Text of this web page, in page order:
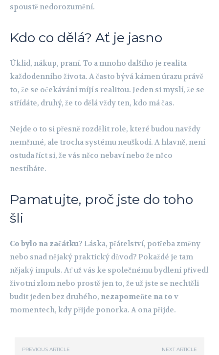
spoustě nedorozumění.
Kdo co dělá? Ať je jasno
Úklid, nákup, praní. To a mnoho dalšího je realita
každodenního života. A často bývá kámen úrazu právě
to, že se očekávání míjí s realitou. Jeden si myslí, že se
střídáte, druhý, že to dělá vždy ten, kdo má čas.
Nejde o to si přesně rozdělit role, které budou navždy
neměnné, ale trocha systému neuškodí. A hlavně, není
ostuda říct si, že vás něco nebaví nebo že něco
nestíháte.
Pamatujte, proč jste do toho
šli
Co bylo na začátku? Láska, přátelství, potřeba změny
nebo snad nějaký praktický důvod? Pokaždé je tam
nějaký impuls. Ať už vás ke společnému bydlení přivedl
životní zlom nebo prostě jen to, že už jste se nechtěli
budit jeden bez druhého, nezapomeňte na to v
momentech, kdy přijde ponorka. A ona přijde.
PREVIOUS ARTICLE NEXT ARTICLE